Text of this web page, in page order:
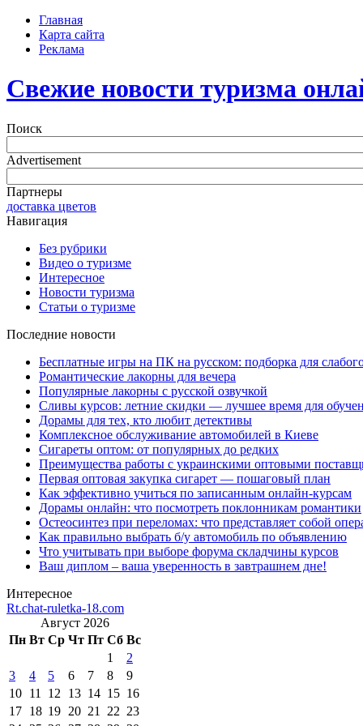
Главная
Карта сайта
Реклама
Свежие новости туризма
Поиск
Advertisement
Партнеры
доставка цветов
Навигация
Без рубрики
Видео о туризме
Интересное
Новости туризма
Статьи о туризме
Последние новости
Бесплатные игры на ПК на русском: подборка для
Романтические лакорны для вечера
Популярные лакорны с русской озвучкой
Сливы курсов: летние скидки — лучшее время для
Дорамы для тех, кто любит детективы
Комплексное обслуживание автомобилей в Киеве
Сигареты оптом: от популярных до редких
Преимущества работы с украинскими оптовыми
Первая оптовая закупка сигарет — пошаговый план
Как эффективно учиться по записанным онлайн-курсам
Дорамы онлайн: что посмотреть поклонникам романтики
Остеосинтез при переломах: что представляет собой
Как правильно выбрать б/у автомобиль по объявлению
Что учитывать при выборе форума складчины курсов
Ваш диплом – ваша уверенность в завтрашнем дне!
Интересное
Rt.chat-ruletka-18.com
Август 2026
Пн Вт Ср Чт Пт Сб Вс
1
2
3
4 5 6 7 8
9
10 11 12 13 14 15 16
17 18 19 20 21 22 23